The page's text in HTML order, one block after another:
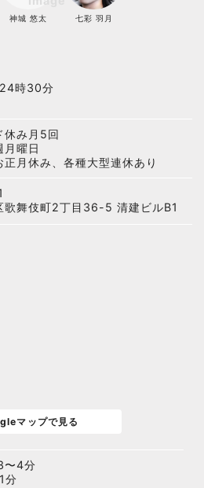
神城 悠太 七彩 羽月
時30分
休み月5回
月曜日
正月休み、各種大型連休あり
歌舞伎町2丁目36-5 清建ビルB1
マップで見る
〜4分
分